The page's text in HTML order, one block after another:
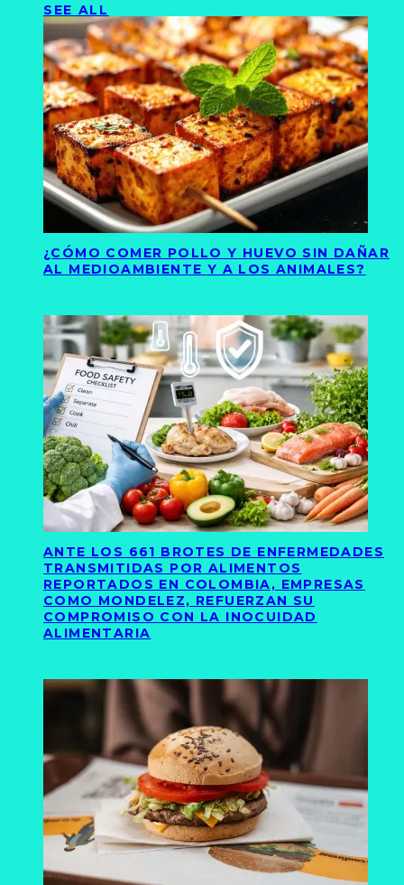
SEE ALL
¿CÓMO COMER POLLO Y HUEVO SIN DAÑAR
AL MEDIOAMBIENTE Y A LOS ANIMALES?
ANTE LOS 661 BROTES DE ENFERMEDADES
TRANSMITIDAS POR ALIMENTOS
REPORTADOS EN COLOMBIA, EMPRESAS
COMO MONDELEZ, REFUERZAN SU
COMPROMISO CON LA INOCUIDAD
ALIMENTARIA